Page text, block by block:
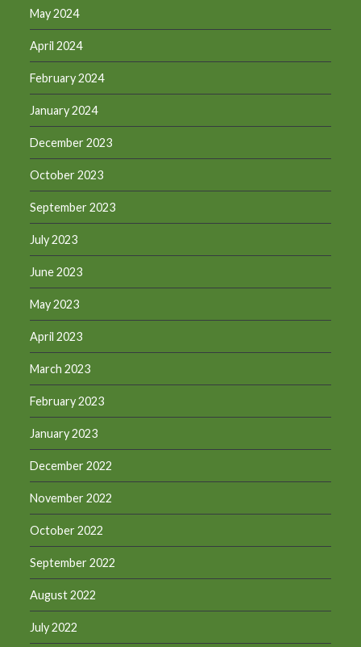
May 2024
April 2024
February 2024
January 2024
December 2023
October 2023
September 2023
July 2023
June 2023
May 2023
April 2023
March 2023
February 2023
January 2023
December 2022
November 2022
October 2022
September 2022
August 2022
July 2022